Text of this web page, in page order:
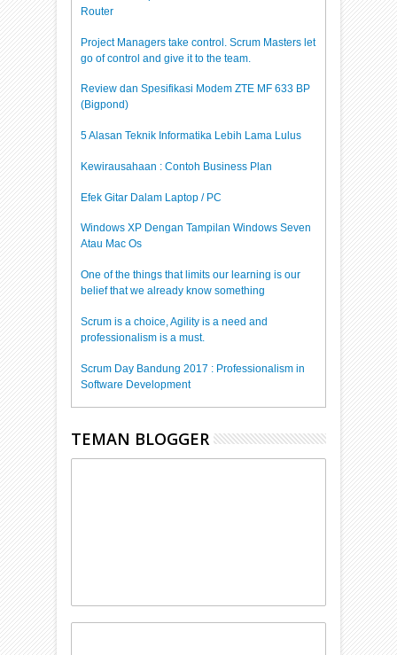
Router
Project Managers take control. Scrum Masters let
go of control and give it to the team.
Review dan Spesifikasi Modem ZTE MF 633 BP
(Bigpond)
5 Alasan Teknik Informatika Lebih Lama Lulus
Kewirausahaan : Contoh Business Plan
Efek Gitar Dalam Laptop / PC
Windows XP Dengan Tampilan Windows Seven
Atau Mac Os
One of the things that limits our learning is our
belief that we already know something
Scrum is a choice, Agility is a need and
professionalism is a must.
Scrum Day Bandung 2017 : Professionalism in
Software Development
TEMAN BLOGGER